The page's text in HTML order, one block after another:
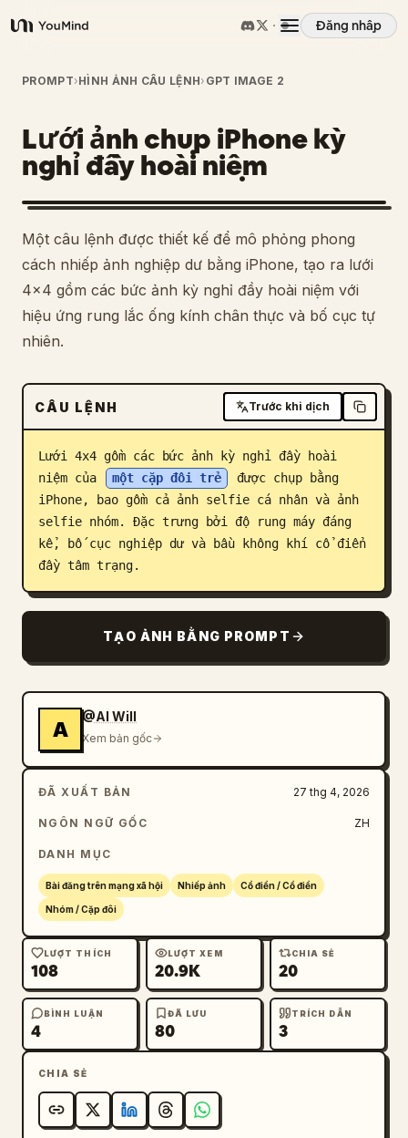
YouMind
Đăng nhập
Tổng quan
Các trường hợp sử dụng
Kỹ năng
Lời nhắc
Giá cả
Blog
Cập nhật
PROMPT›HÌNH ẢNH CÂU LỆNH› GPT IMAGE 2
Lưới ảnh chụp iPhone kỳ
nghỉ đầy hoài niệm
Một câu lệnh được thiết kế để mô phỏng phong
cách nhiếp ảnh nghiệp dư bằng iPhone, tạo ra lưới
4x4 gồm các bức ảnh kỳ nghỉ đầy hoài niệm với
hiệu ứng rung lắc ống kính chân thực và bố cục tự
nhiên.
CÂU LỆNH Trước khi dịch
Lưới 4x4 gồm các bức ảnh kỳ nghỉ đầy hoài
niệm của
một cặp đôi trẻ
được chụp bằng
iPhone, bao gồm cả ảnh selfie cá nhân và ảnh
selfie nhóm. Đặc trưng bởi độ rung máy đáng
kể, bố cục nghiệp dư và bầu không khí cổ điển
đầy tâm trạng.
TẠO ẢNH BẰNG PROMPT
A
@AI Will
Xem bản gốc
ĐÃ XUẤT BẢN 27 thg 4, 2026
NGÔN NGỮ GỐC ZH
DANH MỤC
Bài đăng trên mạng xã hội Nhiếp ảnh Cổ điển / Cổ điển
Nhóm / Cặp đôi
LƯỢT THÍCH
108
LƯỢT XEM
20.9K
CHIA SẺ
20
BÌNH LUẬN
4
ĐÃ LƯU
80
TRÍCH DẪN
3
CHIA SẺ